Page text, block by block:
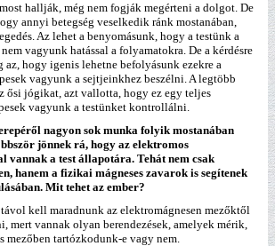
hallják, még nem fogják megérteni a dolgot. De
annyi betegség veselkedik ránk mostanában,
Az lehet a benyomásunk, hogy a testünk a
vagyunk hatással a folyamatokra. De a kérdésre
az, hogy igenis lehetne befolyásunk ezekre a
vagyunk a sejtjeinkhez beszélni. A legtöbb
ősi jógikat, azt vallotta, hogy ez egy teljes
vagyunk a testünket kontrollálni.
nagyon sok munka folyik mostanában
jönnek rá, hogy az elektromos
vannak a test állapotára. Tehát nem csak
hanem a fizikai mágneses zavarok is segítenek
Mit tehet az ember?
kell maradnunk az elektromágnesen mezőktől
mert vannak olyan berendezések, amelyek mérik,
mezőben tartózkodunk-e vagy nem.